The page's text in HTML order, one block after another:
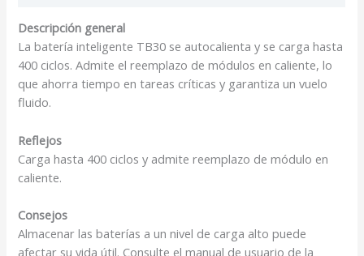
Descripción general
La batería inteligente TB30 se autocalienta y se carga hasta
400 ciclos. Admite el reemplazo de módulos en caliente, lo
que ahorra tiempo en tareas críticas y garantiza un vuelo
fluido.
Reflejos
Carga hasta 400 ciclos y admite reemplazo de módulo en
caliente.
Consejos
Almacenar las baterías a un nivel de carga alto puede
afectar su vida útil. Consulte el manual de usuario de la